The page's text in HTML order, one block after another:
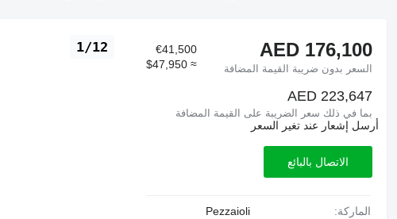
1/12 AED 176,100
السعر بدون ضريبة القيمة المضافة
€41,500
≈ $47,950
AED 223,647
بما في ذلك سعر الضريبة على القيمة المضافة
أرسل إشعار عند تغير السعر
الاتصال بالبائع
الماركة: Pezzaioli